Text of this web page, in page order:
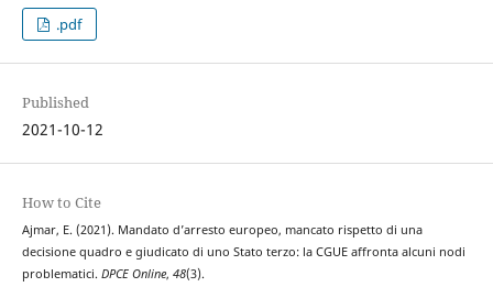
.pdf
Published
2021-10-12
How to Cite
Ajmar, E. (2021). Mandato d’arresto europeo, mancato rispetto di una
decisione quadro e giudicato di uno Stato terzo: la CGUE affronta alcuni nodi
problematici. DPCE Online, 48(3).